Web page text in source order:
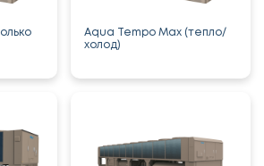
Aqua Tempo Max (тепло/
холод)